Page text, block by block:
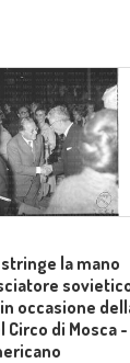
la mano
occasione
Circo di Mosca -